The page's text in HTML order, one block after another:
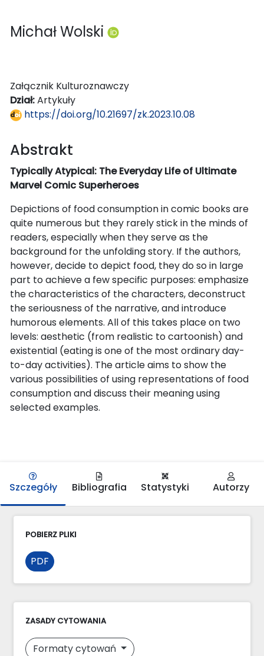
Michał Wolski
Załącznik Kulturoznawczy
Dział:Artykuły
https://doi.org/10.21697/zk.2023.10.08
Abstrakt
Typically Atypical: The Everyday Life of Ultimate
Marvel Comic Superheroes
Depictions of food consumption in comic books are
quite numerous but they rarely stick in the minds of
readers, especially when they serve as the
background for the unfolding story. If the authors,
however, decide to depict food, they do so in large
part to achieve a few specific purposes: emphasize
the characteristics of the characters, deconstruct
the seriousness of the narrative, and introduce
humorous elements. All of this takes place on two
levels: aesthetic (from realistic to cartoonish) and
existential (eating is one of the most ordinary day-
to-day activities). The article aims to show the
various possibilities of using representations of food
consumption and discuss their meaning using
selected examples.
Szczegóły Bibliografia Statystyki Autorzy
POBIERZ PLIKI
PDF
ZASADY CYTOWANIA
Formaty cytowań